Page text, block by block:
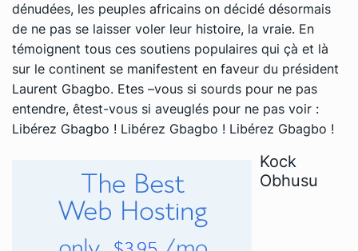
dénudées, les peuples africains on décidé désormais
de ne pas se laisser voler leur histoire, la vraie. En
témoignent tous ces soutiens populaires qui çà et là
sur le continent se manifestent en faveur du président
Laurent Gbagbo. Etes –vous si sourds pour ne pas
entendre, êtest-vous si aveuglés pour ne pas voir :
Libérez Gbagbo ! Libérez Gbagbo ! Libérez Gbagbo !
Kock
Obhusu